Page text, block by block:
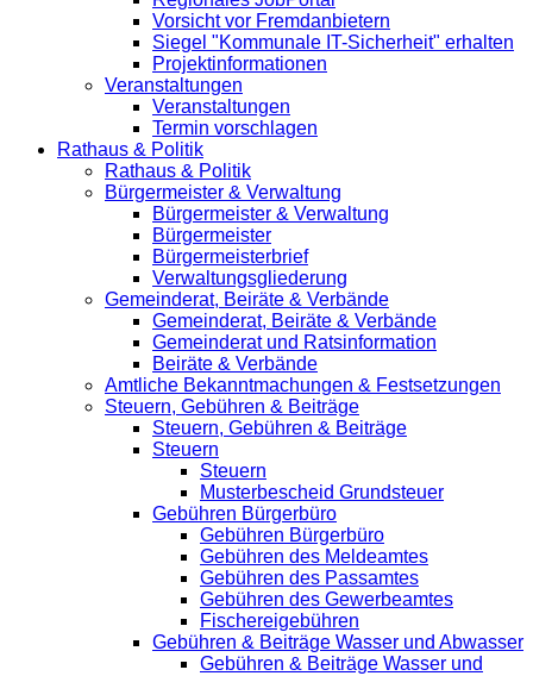
Vorsicht vor Fremdanbietern
Siegel "Kommunale IT-Sicherheit" erhalten
Projektinformationen
Veranstaltungen
Veranstaltungen
Termin vorschlagen
Rathaus & Politik
Rathaus & Politik
Bürgermeister & Verwaltung
Bürgermeister & Verwaltung
Bürgermeister
Bürgermeisterbrief
Verwaltungsgliederung
Gemeinderat, Beiräte & Verbände
Gemeinderat, Beiräte & Verbände
Gemeinderat und Ratsinformation
Beiräte & Verbände
Amtliche Bekanntmachungen & Festsetzungen
Steuern, Gebühren & Beiträge
Steuern, Gebühren & Beiträge
Steuern
Steuern
Musterbescheid Grundsteuer
Gebühren Bürgerbüro
Gebühren Bürgerbüro
Gebühren des Meldeamtes
Gebühren des Passamtes
Gebühren des Gewerbeamtes
Fischereigebühren
Gebühren & Beiträge Wasser und Abwasser
Gebühren & Beiträge Wasser und